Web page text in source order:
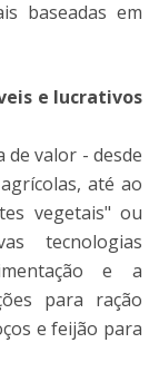
baseadas em
​​e lucrativos
de valor - desde
até ao
vegetais" ou
tecnologias
e a
para ração
e feijão para